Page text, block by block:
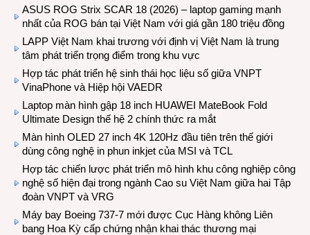
ASUS ROG Strix SCAR 18 (2026) – laptop gaming mạnh
nhất của ROG bán tại Việt Nam với giá gần 180 triệu đồng
LAPP Việt Nam khai trương với định vị Việt Nam là trung
tâm phát triển trọng điểm trong khu vực
Hợp tác phát triển hệ sinh thái học liệu số giữa VNPT
VinaPhone và Hiệp hội VAEDR
Laptop màn hình gập 18 inch HUAWEI MateBook Fold
Ultimate Design thế hệ 2 chính thức ra mắt
Màn hình OLED 27 inch 4K 120Hz đầu tiên trên thế giới
dùng công nghệ in phun inkjet của MSI và TCL
Hợp tác chiến lược phát triển mô hình khu công nghiệp công
nghệ số hiện đại trong ngành Cao su Việt Nam giữa hai Tập
đoàn VNPT và VRG
Máy bay Boeing 737-7 mới được Cục Hàng không Liên
bang Hoa Kỳ cấp chứng nhận khai thác thương mại